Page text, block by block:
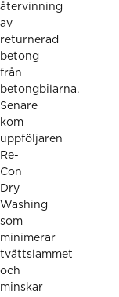
återvinning
av
returnerad
betong
från
betongbilarna.
Senare
kom
uppföljaren
Re-
Con
Dry
Washing
som
minimerar
tvättslammet
och
minskar